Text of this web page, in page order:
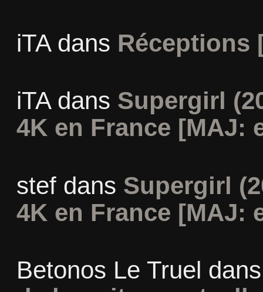
iTAdans Réceptions
iTAdans Supergirl
4K en France [MAJ:
stefdans Supergirl
4K en France [MAJ:
Betonos Le Truel